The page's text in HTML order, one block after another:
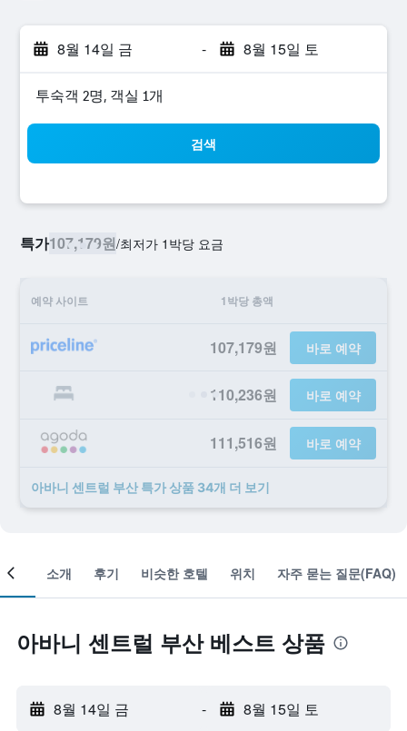
8월 14일 금 - 8월 15일 토
​투숙객 2​명, ​객실 1개
검색
특가107,179원/​최저가 1박당 요금
예약 사이트 1박당 총액
107,179원 바로 예약
110,236원 바로 예약
111,516원 바로 예약
아바니 센트럴 부산 ​특가 ​상품 34개 ​더 ​보기
객실 소개 후기 비슷한 호텔 위치 자주 묻는 질문(FAQ)
아바니 센트럴 부산 베스트 상품
8월 14일 금 - 8월 15일 토